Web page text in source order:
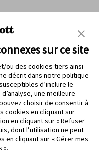
forme circulaire du boîtier
sur ce site
ou des cookies tiers ainsi
décrit dans notre politique
d’inclure le
une meilleure
choisir de consentir à
cookies en cliquant sur
en cliquant sur « Refuser
dont l’utilisation ne peut
cliquant sur « Gérer mes
».